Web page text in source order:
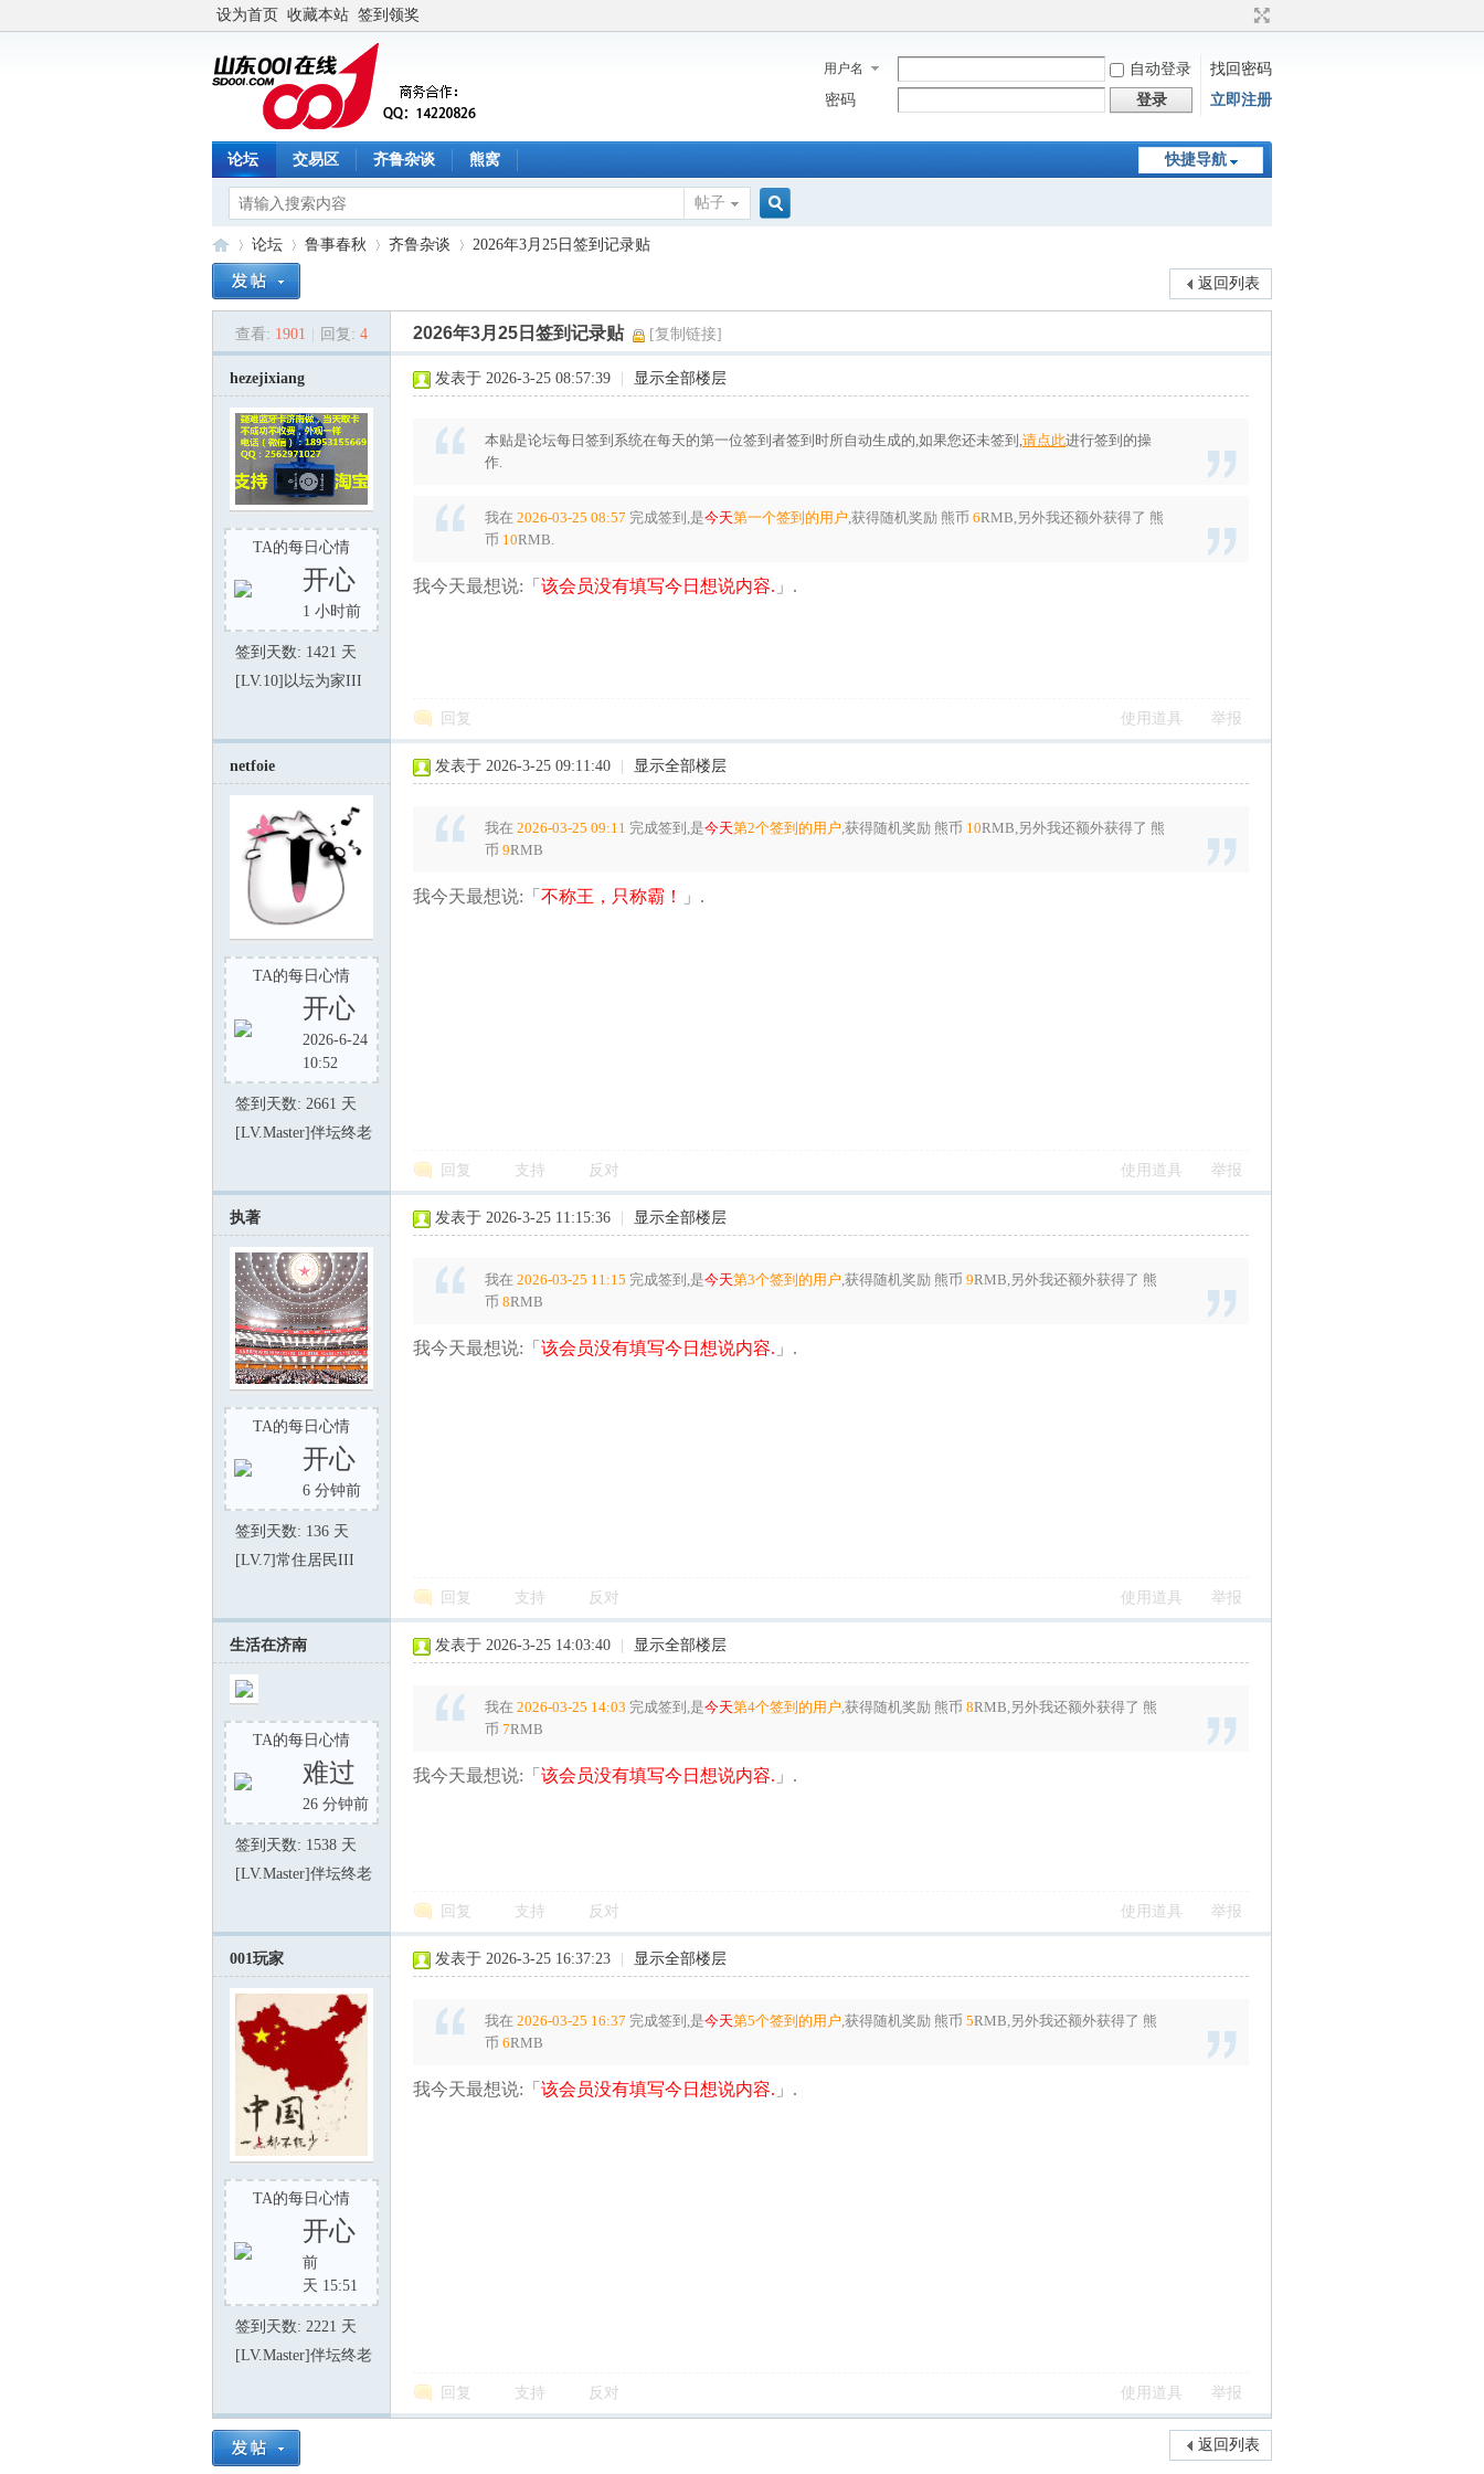
设为首页 收藏本站 签到领奖
用户名 自动登录
找回密码
密码
登录 立即注册
快捷导航
论坛 交易区 齐鲁杂谈 熊窝
帖子
东
00
线
»
论坛
›
鲁事春秋
›
齐鲁杂谈
›
2026年3月25日签到记录贴
返回列表
查看: 1901 回复: 4 2026年3月25日签到记录贴 [复制链接]
hezejixiang
TA的每日心情
开心
1 小时前
签到天数: 1421 天
[LV.10]以坛为家III
发表于 2026-3-25 08:57:39 显示全部楼层
本贴是论坛每日签到系统在每天的第一位签到者签到时所自动生成的,如果您还未签到,请点此进行签到的操
作.
我在 2026-03-25 08:57 完成签到,是今天第一个签到的用户,获得随机奖励 熊币 6RMB,另外我还额外获得了 熊
币 10RMB.
我今天最想说:「 该会员没有填写今日想说内容. 」.
回复 使用道具 举报
netfoie
TA的每日心情
开心
2026-6-24
10:52
签到天数: 2661 天
[LV.Master]伴坛终老
发表于 2026-3-25 09:11:40 显示全部楼层
我在 2026-03-25 09:11 完成签到,是今天第2个签到的用户,获得随机奖励 熊币 10RMB,另外我还额外获得了 熊
币 9RMB
我今天最想说:「 不称王，只称霸！ 」.
回复 支持 反对 使用道具 举报
执著
TA的每日心情
开心
6 分钟前
签到天数: 136 天
[LV.7]常住居民III
发表于 2026-3-25 11:15:36 显示全部楼层
我在 2026-03-25 11:15 完成签到,是今天第3个签到的用户,获得随机奖励 熊币 9RMB,另外我还额外获得了 熊
币 8RMB
我今天最想说:「 该会员没有填写今日想说内容. 」.
回复 支持 反对 使用道具 举报
生活在济南
TA的每日心情
难过
26 分钟前
签到天数: 1538 天
[LV.Master]伴坛终老
发表于 2026-3-25 14:03:40 显示全部楼层
我在 2026-03-25 14:03 完成签到,是今天第4个签到的用户,获得随机奖励 熊币 8RMB,另外我还额外获得了 熊
币 7RMB
我今天最想说:「 该会员没有填写今日想说内容. 」.
回复 支持 反对 使用道具 举报
001玩家
TA的每日心情
开心
前
天 15:51
签到天数: 2221 天
[LV.Master]伴坛终老
发表于 2026-3-25 16:37:23 显示全部楼层
我在 2026-03-25 16:37 完成签到,是今天第5个签到的用户,获得随机奖励 熊币 5RMB,另外我还额外获得了 熊
币 6RMB
我今天最想说:「 该会员没有填写今日想说内容. 」.
回复 支持 反对 使用道具 举报
返回列表